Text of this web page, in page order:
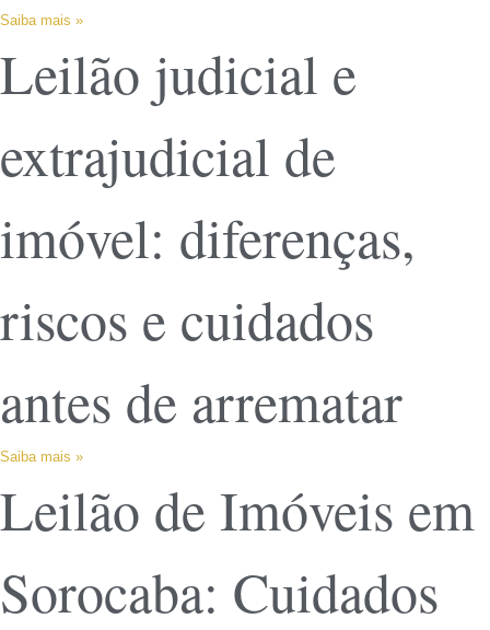
Saiba mais »
Leilão judicial e
extrajudicial de
imóvel: diferenças,
riscos e cuidados
antes de arrematar
Saiba mais »
Leilão de Imóveis em
Sorocaba: Cuidados